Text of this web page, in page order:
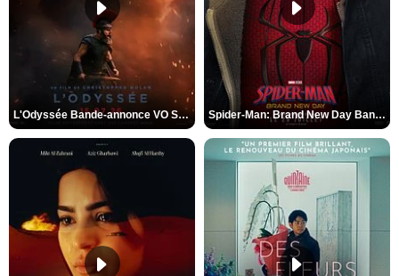
L'Odyssée Bande-annonce VO STFR Spider-Man: Brand New Day Bande-annonce VO STFR